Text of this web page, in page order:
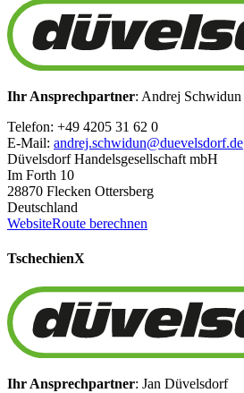
Ihr Ansprechpartner: Andrej Schwidun
Telefon: +49 4205 31 62 0
E-Mail: andrej.schwidun@duevelsdorf.de
Düvelsdorf Handelsgesellschaft mbH
Im Forth 10
28870 Flecken Ottersberg
Deutschland
WebsiteRoute berechnen
TschechienX
Ihr Ansprechpartner: Jan Düvelsdorf